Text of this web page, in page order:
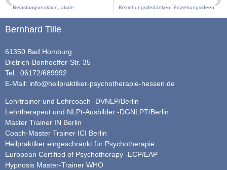
Belastungsreaktion, akute Beziehungsdedanken, Beziehungsideen
Bernhard Tille
61350 Bad Homburg
Dietrich-Bonhoeffer-Str. 35
Tel.: 06172/689992
E-Mail: info@heilpraktiker-psychotherapie-hessen.de
Lehrtrainer und Lehrcoach -DVNLP/Berlin
Lehrtherapeut und NLPt-Ausbilder -DGNLPT/Berlin
Master Trainer IN Berlin
Coach-Master Trainer ICI Berlin
Heilpraktiker eingeschränkt für Psychotherapie
European Certified of Psychotherapy -ECP/EAP
Hypnosis Master-Trainer WHO